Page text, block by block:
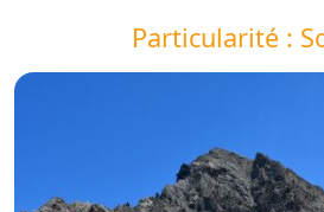
Particularité :